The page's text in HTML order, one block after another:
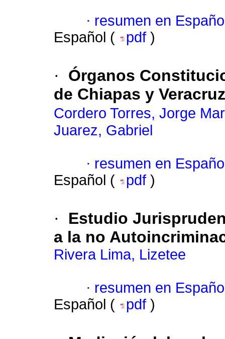
· resumen en
Español (
pdf )
·
Órganos
de Chiapas y
Cordero Torres, Jorge
Juarez, Gabriel
· resumen en
Español (
pdf )
·
Estudio
a la no
Rivera Lima, Lizetee
· resumen en
Español (
pdf )